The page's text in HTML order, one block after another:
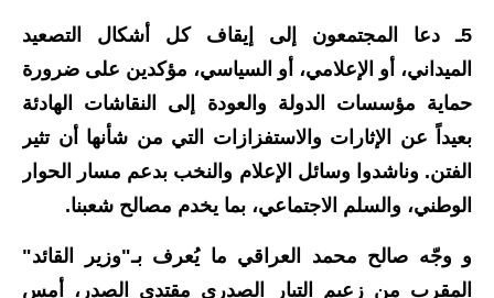
اخبار وقرارات وزارة التعليم
استمارة القبول المركزي
نتائج القبول المركزي
الطقس
العطل
5ـ دعا المجتمعون إلى إيقاف كل أشكال التصعيد
الميداني، أو الإعلامي، أو السياسي، مؤكدين على ضرورة
حماية مؤسسات الدولة والعودة إلى النقاشات الهادئة
بعيداً عن الإثارات والاستفزازات التي من شأنها أن تثير
الفتن. وناشدوا وسائل الإعلام والنخب بدعم مسار الحوار
الوطني، والسلم الاجتماعي، بما يخدم مصالح شعبنا.
و وجّه صالح محمد العراقي ما يُعرف بـ"وزير القائد"
المقرب من زعيم التيار الصدري مقتدى الصدر، أمس